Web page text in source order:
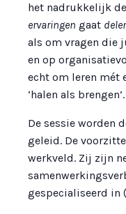
het nadrukkelijk
ervaringen gaat
als om vragen die
en op
echt om leren mét
‘halen als brengen’.
De sessie worden
geleid. De
werkveld. Zij zijn
gespecialiseerd in